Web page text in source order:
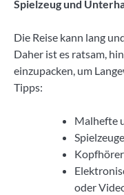
Spielzeug und
Die Reise kann lang
Daher ist es ratsam,
einzupacken, um
Tipps:
Malhefte
oder